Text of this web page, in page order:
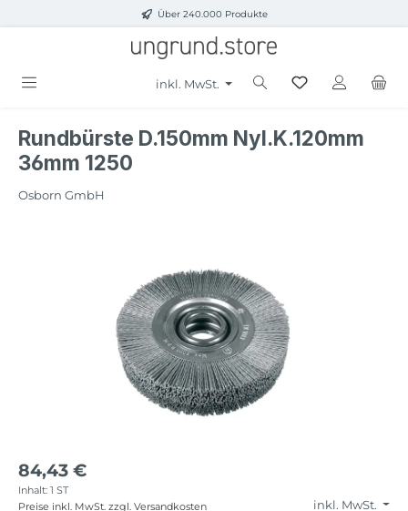
Zum Hauptinhalt springenÜber 240.000 Produkte
inkl. MwSt.
Rundbürste D.150mm Nyl.K.120mm
36mm 1250
Osborn GmbH
84,43 €
Inhalt: 1 ST
inkl. MwSt.
Preise inkl. MwSt. zzgl. Versandkosten